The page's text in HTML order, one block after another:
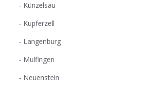
Künzelsau
Kupferzell
Langenburg
Mulfingen
Neuenstein